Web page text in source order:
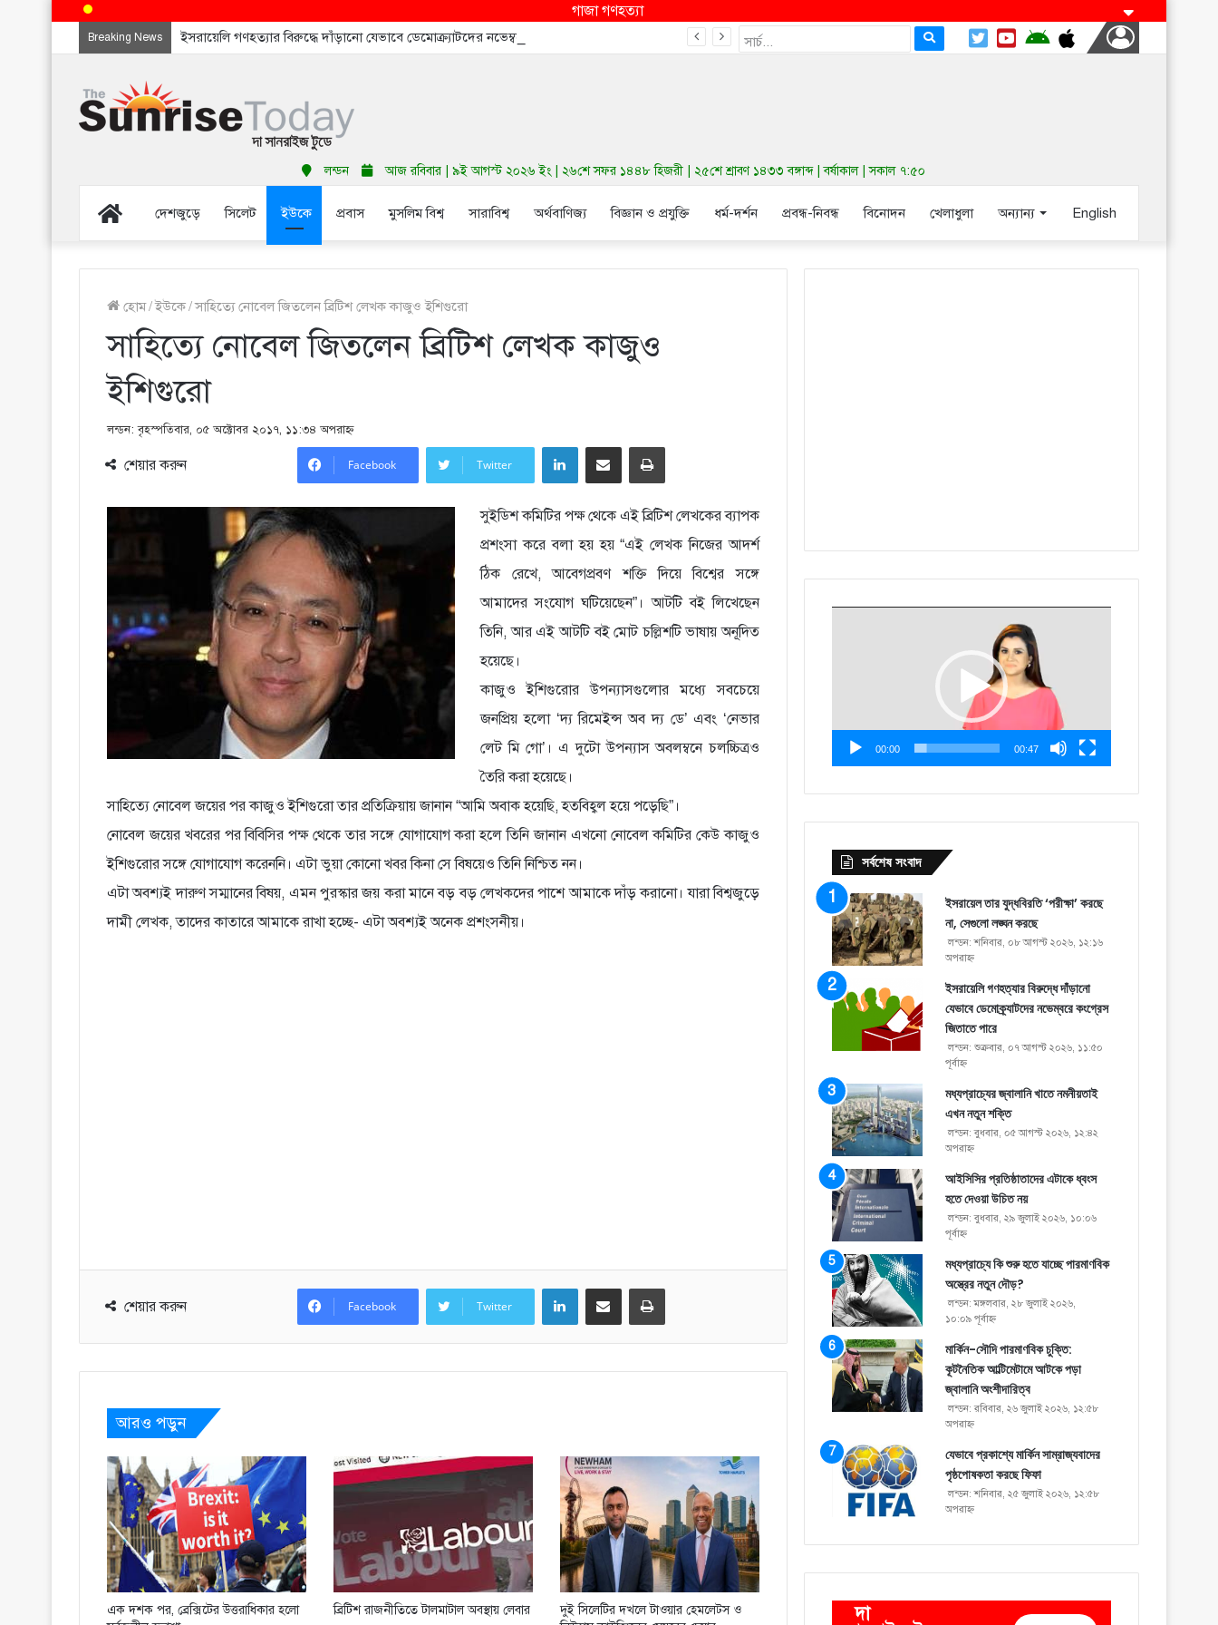
গাজা গণহত্যা
Breaking News ইসরায়েলি গণহত্যার বিরুদ্ধে দাঁড়ানো যেভাবে ডেমোক্র্যাটদের নভেম্বরে কংগ্রেস জিতাতে পারে
লন্ডন আজ রবিবার | ৯ই আগস্ট ২০২৬ ইং | ২৬শে সফর ১৪৪৮ হিজরী | ২৫শে শ্রাবণ ১৪৩৩ বঙ্গাব্দ | বর্ষাকাল | সকাল ৭:৫০
Homeদেশজুড়ে সিলেট ইউকে প্রবাস মুসলিম বিশ্ব সারাবিশ্ব অর্থবাণিজ্য বিজ্ঞান ও প্রযুক্তি ধর্ম-দর্শন প্রবন্ধ-নিবন্ধ বিনোদন খেলাধুলা অন্যান্য English
হোম/ইউকে/সাহিত্যে নোবেল জিতলেন ব্রিটিশ লেখক কাজুও ইশিগুরো
সাহিত্যে নোবেল জিতলেন ব্রিটিশ লেখক কাজুও
ইশিগুরো
লন্ডন: বৃহস্পতিবার, ০৫ অক্টোবর ২০১৭, ১১:৩৪ অপরাহ্ণ
শেয়ার করুন Facebook Twitter
LinkedInShare via Email Print
সুইডিশ কমিটির পক্ষ থেকে এই ব্রিটিশ লেখকের ব্যাপক
প্রশংসা করে বলা হয় হয় “এই লেখক নিজের আদর্শ
ঠিক রেখে, আবেগপ্রবণ শক্তি দিয়ে বিশ্বের সঙ্গে
আমাদের সংযোগ ঘটিয়েছেন”। আটটি বই লিখেছেন
তিনি, আর এই আটটি বই মোট চল্লিশটি ভাষায় অনূদিত
হয়েছে।
কাজুও ইশিগুরোর উপন্যাসগুলোর মধ্যে সবচেয়ে
জনপ্রিয় হলো ‘দ্য রিমেইন্স অব দ্য ডে’ এবং ‘নেভার
লেট মি গো’। এ দুটো উপন্যাস অবলম্বনে চলচ্চিত্রও
তৈরি করা হয়েছে।
সাহিত্যে নোবেল জয়ের পর কাজুও ইশিগুরো তার প্রতিক্রিয়ায় জানান “আমি অবাক হয়েছি, হতবিহ্বল হয়ে পড়েছি”।
নোবেল জয়ের খবরের পর বিবিসির পক্ষ থেকে তার সঙ্গে যোগাযোগ করা হলে তিনি জানান এখনো নোবেল কমিটির কেউ কাজুও
ইশিগুরোর সঙ্গে যোগাযোগ করেননি। এটা ভুয়া কোনো খবর কিনা সে বিষয়েও তিনি নিশ্চিত নন।
এটা অবশ্যই দারুণ সম্মানের বিষয়, এমন পুরস্কার জয় করা মানে বড় বড় লেখকদের পাশে আমাকে দাঁড় করানো। যারা বিশ্বজুড়ে
দামী লেখক, তাদের কাতারে আমাকে রাখা হচ্ছে- এটা অবশ্যই অনেক প্রশংসনীয়।
শেয়ার করুন Facebook Twitter
LinkedInShare via Email Print
আরও পড়ুন
এক দশক পর, ব্রেক্সিটের উত্তরাধিকার হলো
ব্রিটিশ রাজনীতিতে টালমাটাল অবস্থায় লেবার
দুই সিলেটির দখলে টাওয়ার হেমলেট্স ও
00:00 00:47
সর্বশেষ সংবাদ
ইসরায়েল তার যুদ্ধবিরতি ‘পরীক্ষা’ করছে
না, সেগুলো লঙ্ঘন করছে
লন্ডন: শনিবার, ০৮ আগস্ট ২০২৬, ১২:১৬
অপরাহ্ণ
ইসরায়েলি গণহত্যার বিরুদ্ধে দাঁড়ানো
যেভাবে ডেমোক্র্যাটদের নভেম্বরে কংগ্রেস
জিতাতে পারে
লন্ডন: শুক্রবার, ০৭ আগস্ট ২০২৬, ১১:৫০
পূর্বাহ্ণ
মধ্যপ্রাচ্যের জ্বালানি খাতে নমনীয়তাই
এখন নতুন শক্তি
লন্ডন: বুধবার, ০৫ আগস্ট ২০২৬, ১২:৪২
অপরাহ্ণ
আইসিসির প্রতিষ্ঠাতাদের এটাকে ধ্বংস
হতে দেওয়া উচিত নয়
লন্ডন: বুধবার, ২৯ জুলাই ২০২৬, ১০:০৬
পূর্বাহ্ণ
মধ্যপ্রাচ্যে কি শুরু হতে যাচ্ছে পারমাণবিক
অস্ত্রের নতুন দৌড়?
লন্ডন: মঙ্গলবার, ২৮ জুলাই ২০২৬,
১০:০৯ পূর্বাহ্ণ
মার্কিন-সৌদি পারমাণবিক চুক্তি:
কূটনৈতিক আল্টিমেটামে আটকে পড়া
জ্বালানি অংশীদারিত্ব
লন্ডন: রবিবার, ২৬ জুলাই ২০২৬, ১২:৫৮
অপরাহ্ণ
যেভাবে প্রকাশ্যে মার্কিন সাম্রাজ্যবাদের
পৃষ্ঠপোষকতা করছে ফিফা
লন্ডন: শনিবার, ২৫ জুলাই ২০২৬, ১২:৫৮
অপরাহ্ণ
দা